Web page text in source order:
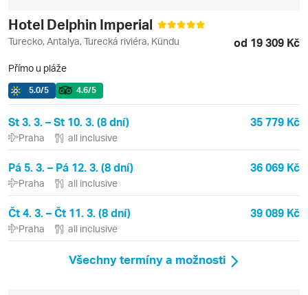
Hotel Delphin Imperial
Turecko, Antalya, Turecká riviéra, Kündu od 19 309 Kč
Přímo u pláže
5.0/5 4.6/5
St 3. 3. – St 10. 3. (8 dní) 35 779 Kč
Praha all inclusive
Pá 5. 3. – Pá 12. 3. (8 dní) 36 069 Kč
Praha all inclusive
Čt 4. 3. – Čt 11. 3. (8 dní) 39 089 Kč
Praha all inclusive
Všechny termíny a možnosti